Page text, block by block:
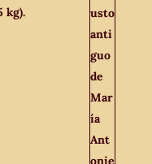
kg).